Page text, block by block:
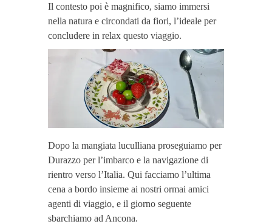
Il contesto poi è magnifico, siamo immersi
nella natura e circondati da fiori, l’ideale per
concludere in relax questo viaggio.
Dopo la mangiata luculliana proseguiamo per
Durazzo per l’imbarco e la navigazione di
rientro verso l’Italia. Qui facciamo l’ultima
cena a bordo insieme ai nostri ormai amici
agenti di viaggio, e il giorno seguente
sbarchiamo ad Ancona.